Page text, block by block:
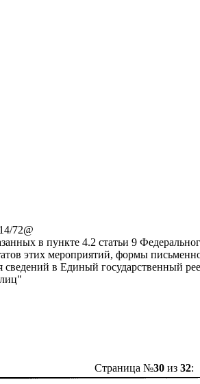
72@
в пункте 4.2 статьи 9
этих мероприятий, формы
в Единый государственный
Страница №30из 32: